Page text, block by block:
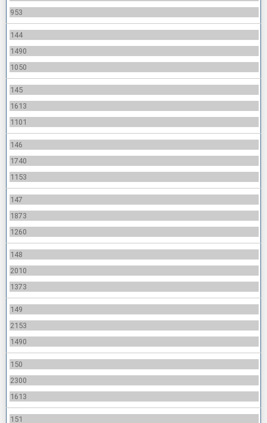
953
144
1490
1050
145
1613
1101
146
1740
1153
147
1873
1260
148
2010
1373
149
2153
1490
150
2300
1613
151